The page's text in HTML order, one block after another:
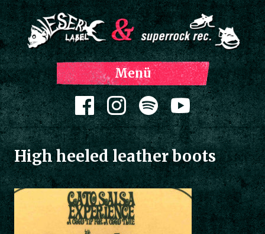
Menü
Zum Inhalt springen
High heeled leather boots